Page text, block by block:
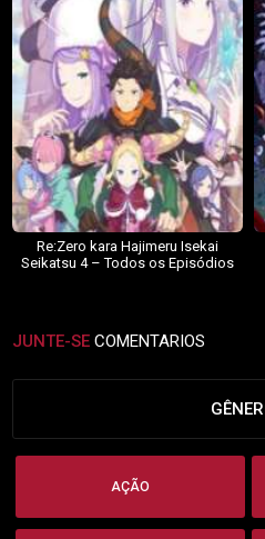
Re:Zero kara Hajimeru Isekai
Seikatsu 4 – Todos os Episódios
JUNTE-SE COMENTARIOS
AÇÃO